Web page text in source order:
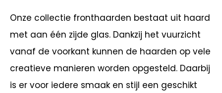
Onze collectie fronthaarden bestaat uit haard
met aan één zijde glas. Dankzij het vuurzicht
vanaf de voorkant kunnen de haarden op vele
creatieve manieren worden opgesteld. Daarbij
is er voor iedere smaak en stijl een geschikt